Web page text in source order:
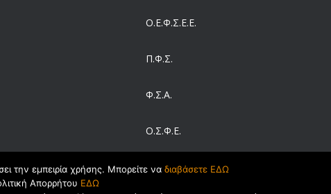
Ο.Ε.Φ.Σ.Ε.Ε.
Π.Φ.Σ.
Φ.Σ.Α.
Ο.Σ.Φ.Ε.
ΣΕΙΒ
την εμπειρία χρήσης. Μπορείτε να διαβάσετε ΕΔΩ
Απορρήτου ΕΔΩ